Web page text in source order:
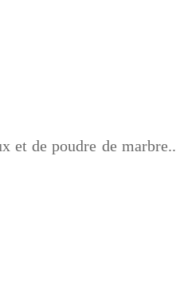
et de poudre de